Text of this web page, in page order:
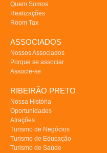
Quem Somos
Realizações
Room Tax
ASSOCIADOS
Nossos Associados
Porque se associar
Associe-se
RIBEIRÃO PRETO
Nossa História
Oportunidades
Atrações
Turismo de Negócios
Turismo de Educação
Turismo de Saúde